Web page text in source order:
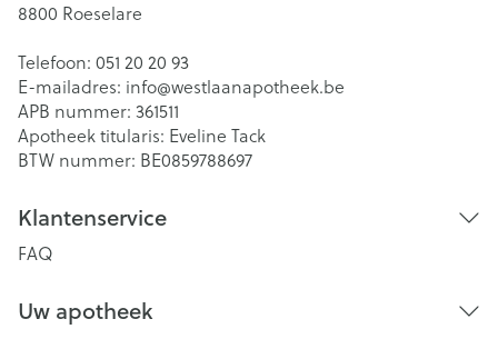
8800 Roeselare
Telefoon: 051 20 20 93
E-mailadres: info@westlaanapotheek.be
APB nummer: 361511
Apotheek titularis: Eveline Tack
BTW nummer: BE0859788697
Klantenservice
FAQ
Uw apotheek